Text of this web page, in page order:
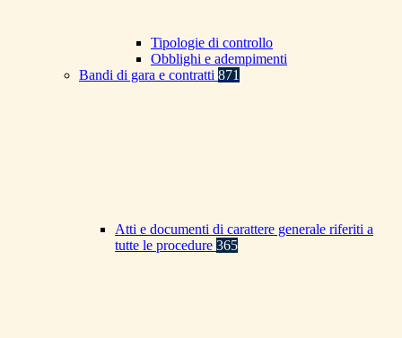
Tipologie di controllo
Obblighi e adempimenti
Bandi di gara e contratti 871
Atti e documenti di carattere generale riferiti a
tutte le procedure 365